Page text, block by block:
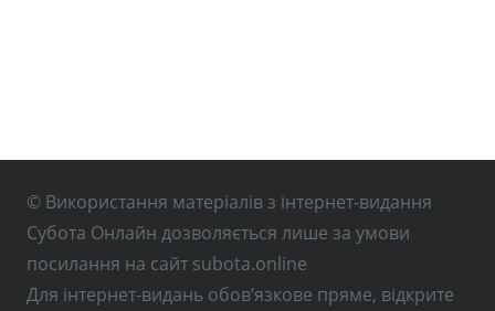
© Використання матеріалів з інтернет-видання
Субота Онлайн дозволяється лише за умови
посилання на сайт subota.online
Для інтернет-видань обов’язкове пряме, відкрите